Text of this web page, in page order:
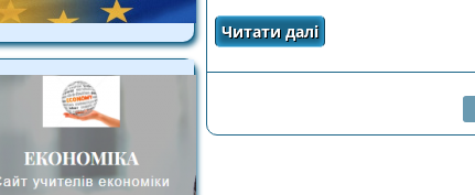
Читати даліпро Розвиваємо
СТОРІНКИ